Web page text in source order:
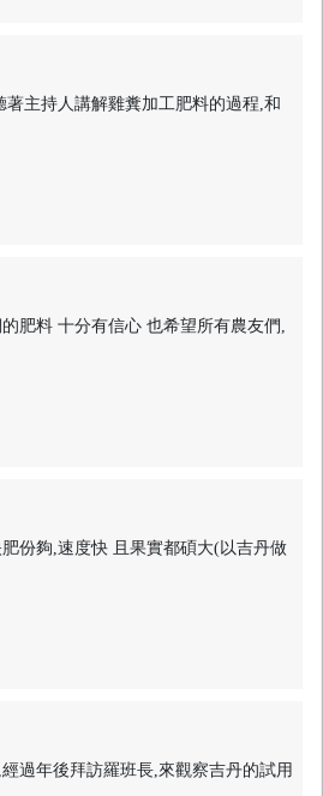
主持人講解雞糞加工肥料的過程,和
肥料 十分有信心 也希望所有農友們,
份夠,速度快 且果實都碩大(以吉丹做
過年後拜訪羅班長,來觀察吉丹的試用